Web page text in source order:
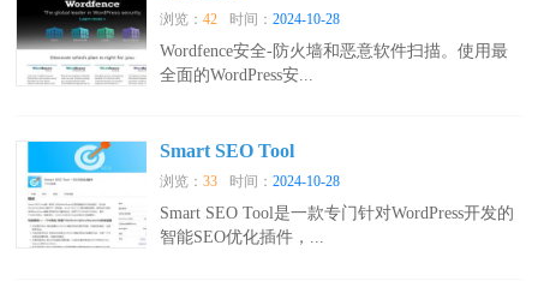
浏览：42 时间：2024-10-28
Wordfence安全-防火墙和恶意软件扫描。使用最
全面的WordPress安...
Smart SEO Tool
浏览：33 时间：2024-10-28
Smart SEO Tool是一款专门针对WordPress开发的
智能SEO优化插件，...